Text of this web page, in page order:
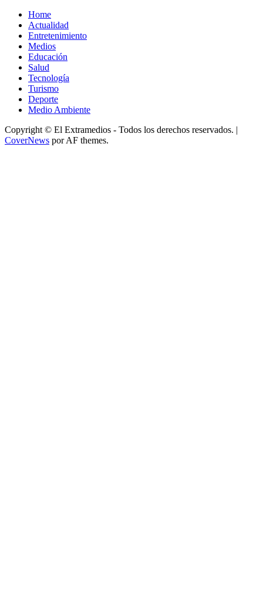
Home
Actualidad
Entretenimiento
Medios
Educación
Salud
Tecnología
Turismo
Deporte
Medio Ambiente
Copyright © El Extramedios - Todos los derechos reservados. |
CoverNews por AF themes.